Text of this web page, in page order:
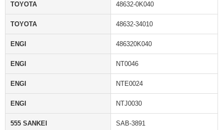
TOYOTA 48632-0K040
TOYOTA 48632-34010
ENGI 486320K040
ENGI NT0046
ENGI NTE0024
ENGI NTJ0030
555 SANKEI SAB-3891